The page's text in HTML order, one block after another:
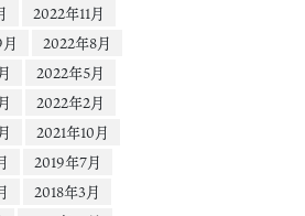
2022年11月
2022年8月
2022年5月
2022年2月
2021年10月
2019年7月
2018年3月